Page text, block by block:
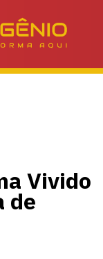
Vivido
de